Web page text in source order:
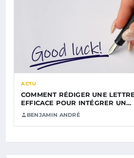
ACTU
COMMENT RÉDIGER UNE
EFFICACE POUR INTÉGRER UN…
BENJAMIN ANDRÉ